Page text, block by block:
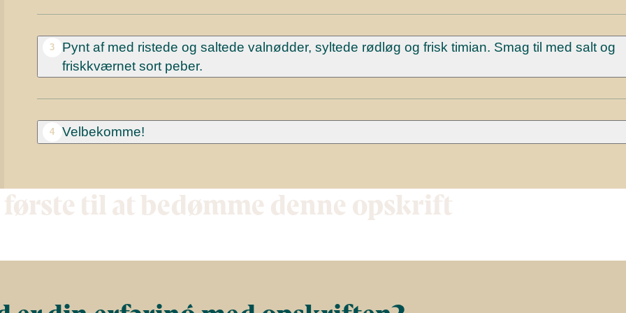
3
Pynt af med ristede og saltede valnødder, syltede rødløg og frisk timian. Smag til med salt og
friskkværnet sort peber.
4 Velbekomme!
til at bedømme denne opskrift